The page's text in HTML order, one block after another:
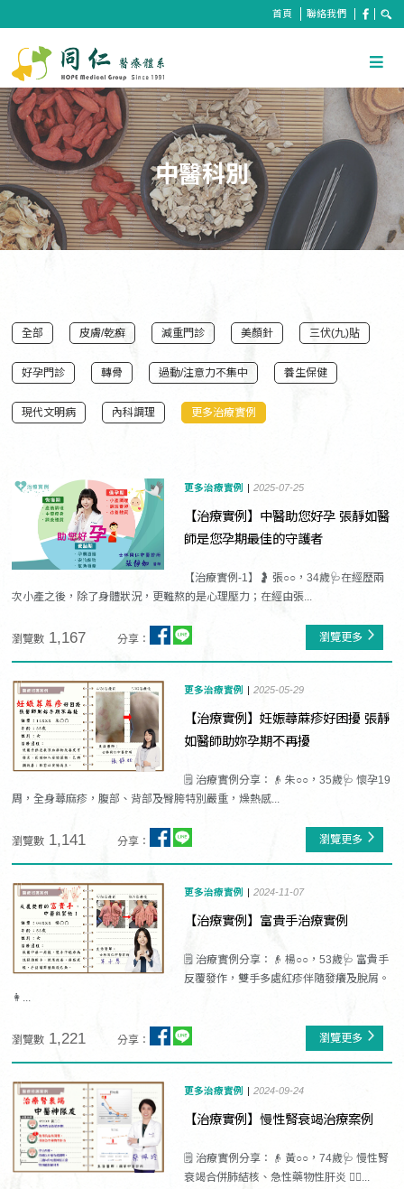
首頁 聯絡我們
中醫科別
全部 皮膚/乾癬 減重門診 美顏針 三伏(九)貼
好孕門診 轉骨 過動/注意力不集中 養生保健
現代文明病 內科調理 更多治療實例
更多治療實例 2025-07-25
【治療實例】中醫助您好孕 張靜如醫
師是您孕期最佳的守護者
【治療實例-1】🤰 張○○，34歲🩺在經歷兩
次小產之後，除了身體狀況，更難熬的是心理壓力；在經由張...
瀏覽數 1,167 分享： 瀏覽更多
更多治療實例 2025-05-29
【治療實例】妊娠蕁蔴疹好困擾 張靜
如醫師助妳孕期不再擾
🗒️ 治療實例分享：👴 朱○○，35歲🩺 懷孕19
周，全身蕁麻疹，腹部、背部及臀胯特別嚴重，燥熱感...
瀏覽數 1,141 分享： 瀏覽更多
更多治療實例 2024-11-07
【治療實例】富貴手治療實例
🗒️ 治療實例分享：👴 楊○○，53歲🩺 富貴手
反覆發作，雙手多處紅疹伴隨發癢及脫屑。
👩‍...
瀏覽數 1,221 分享： 瀏覽更多
更多治療實例 2024-09-24
【治療實例】慢性腎衰竭治療案例
🗒️ 治療實例分享：👴 黃○○，74歲🩺 慢性腎
衰竭合併肺結核、急性藥物性肝炎 👩‍⚕️...